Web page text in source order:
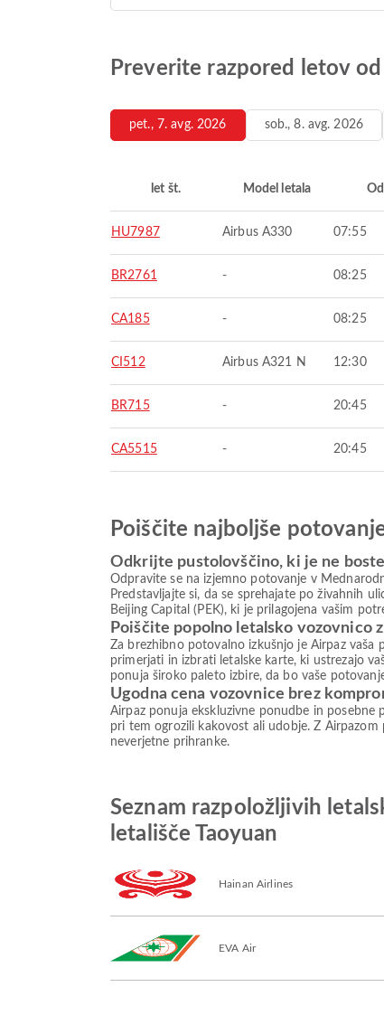
Preverite razpored letov
pet., 7. avg. 2026 sob., 8. avg. 2026
let št. Model letala
HU7987 Airbus A330 07:55
BR2761 - 08:25
CA185 - 08:25
CI512 Airbus A321 N 12:30
BR715 - 20:45
CA5515 - 20:45
Poiščite najboljše
Odkrijte pustolovščino, ki je ne
Odpravite se na izjemno potovanje v
Predstavljajte si, da se sprehajate po živahnih
Beijing Capital (PEK), ki je prilagojena vašim
Poiščite popolno letalsko vozovnico
Za brezhibno potovalno izkušnjo je Airpaz vaša
primerjati in izbrati letalske karte, ki ustrezajo
ponuja široko paleto izbire, da bo vaše
Ugodna cena vozovnice brez
Airpaz ponuja ekskluzivne ponudbe in
pri tem ogrozili kakovost ali udobje. Z
neverjetne prihranke.
Seznam razpoložljivih
letališče Taoyuan
Hainan Airlines
EVA Air